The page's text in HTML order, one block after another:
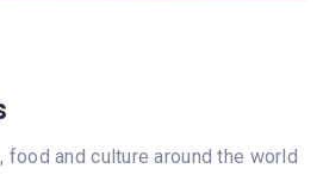
and culture around the world